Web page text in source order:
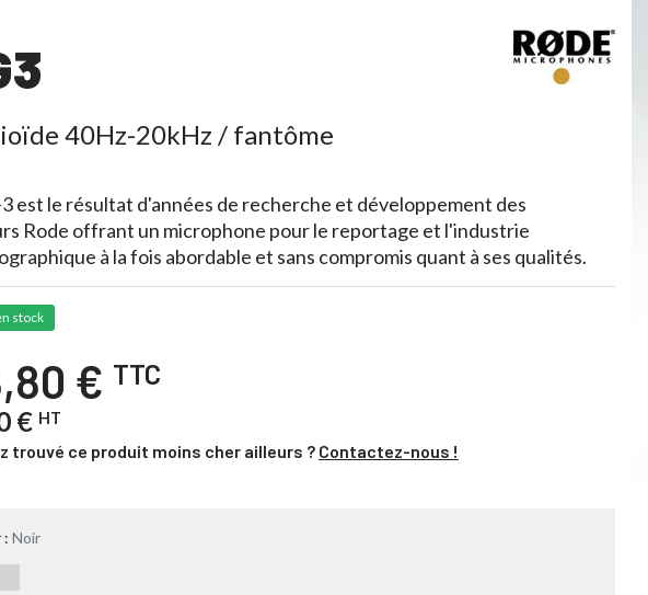
40Hz-20kHz / fantôme
est le résultat d'années de recherche et développement des
Rode offrant un microphone pour le reportage et l'industrie
à la fois abordable et sans compromis quant à ses qualités.
stock
€ TTC
€ HT
trouvé ce produit moins cher ailleurs ? Contactez-nous !
: Noir